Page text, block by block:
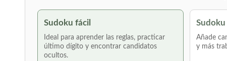
Sudoku fácil
Ideal para aprender las reglas, practicar
último dígito y encontrar candidatos
ocultos.
Añade
y más